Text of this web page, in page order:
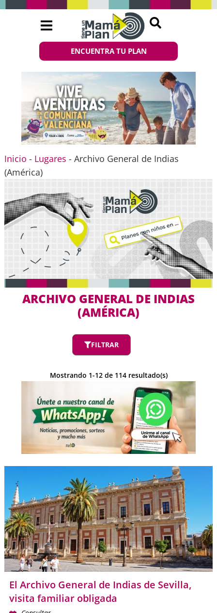
ENCUENTRA TU PLAN
Inicio - Lugares - Archivo General de Indias
(América)
ARCHIVO GENERAL DE INDIAS
(AMÉRICA)
FILTRAR
Mostrando 1-12de 114resultado(s)
El Archivo General de Indias de Sevilla,
visita familiar obligada